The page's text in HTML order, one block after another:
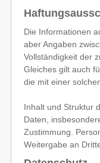
Die Informationen
aber Angaben
Vollständigkeit der
Gleiches gilt auch
die mit einer
Inhalt und Struktur
Daten,
Zustimmung.
Weitergabe an